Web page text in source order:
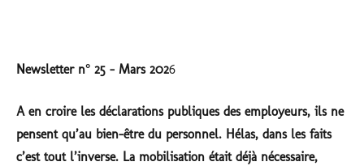
Newsletter n° 25 - Mars 2026
A en croire les déclarations publiques des employeurs, ils ne
pensent qu’au bien-être du personnel. Hélas, dans les faits
c’est tout l’inverse. La mobilisation était déjà nécessaire,